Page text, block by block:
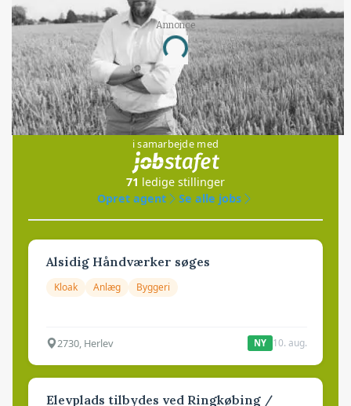
Annonce
Loading...
Jobs
i samarbejde med
71 ledige stillinger
Opret agent
Se alle jobs
Alsidig Håndværker søges
Kloak Anlæg Byggeri
2730, Herlev NY 10. aug.
Elevplads tilbydes ved Ringkøbing /